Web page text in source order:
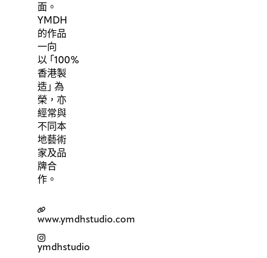
面。
YMDH
的作品
一向
以「100%
香港製
造 」為
榮，亦
經常與
不同本
地藝術
家及品
牌合
作。
www.ymdhstudio.com
ymdhstudio